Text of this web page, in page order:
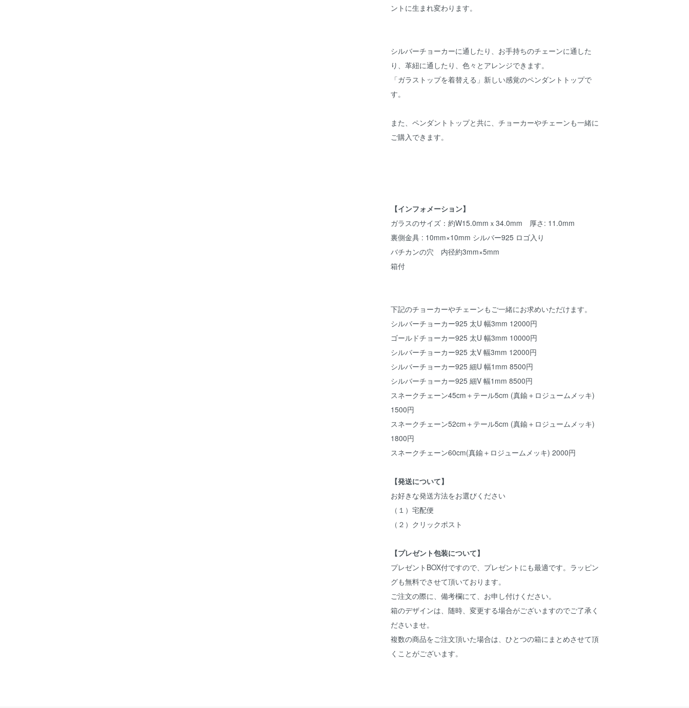
ントに生まれ変わります。
シルバーチョーカーに通したり、お手持ちのチェーンに通した
り、革紐に通したり、色々とアレンジできます。
「ガラストップを着替える」新しい感覚のペンダントトップで
す。
また、ペンダントトップと共に、チョーカーやチェーンも一緒に
ご購入できます。
【インフォメーション】
ガラスのサイズ：約W15.0mmｘ34.0mm 厚さ: 11.0mm
裏側金具 : 10mm×10mm シルバー925 ロゴ入り
バチカンの穴 内径約3mm×5mm
箱付
下記のチョーカーやチェーンもご一緒にお求めいただけます。
シルバーチョーカー925 太U 幅3mm 12000円
ゴールドチョーカー925 太U 幅3mm 10000円
シルバーチョーカー925 太V 幅3mm 12000円
シルバーチョーカー925 細U 幅1mm 8500円
シルバーチョーカー925 細V 幅1mm 8500円
スネークチェーン45cm＋テール5cm (真鍮＋ロジュームメッキ)
1500円
スネークチェーン52cm＋テール5cm (真鍮＋ロジュームメッキ)
1800円
スネークチェーン60cm(真鍮＋ロジュームメッキ) 2000円
【発送について】
お好きな発送方法をお選びください
（１）宅配便
（２）クリックポスト
【プレゼント包装について】
プレゼントBOX付ですので、プレゼントにも最適です。ラッピン
グも無料でさせて頂いております。
ご注文の際に、備考欄にて、お申し付けください。
箱のデザインは、随時、変更する場合がございますのでご了承く
ださいませ。
複数の商品をご注文頂いた場合は、ひとつの箱にまとめさせて頂
くことがございます。